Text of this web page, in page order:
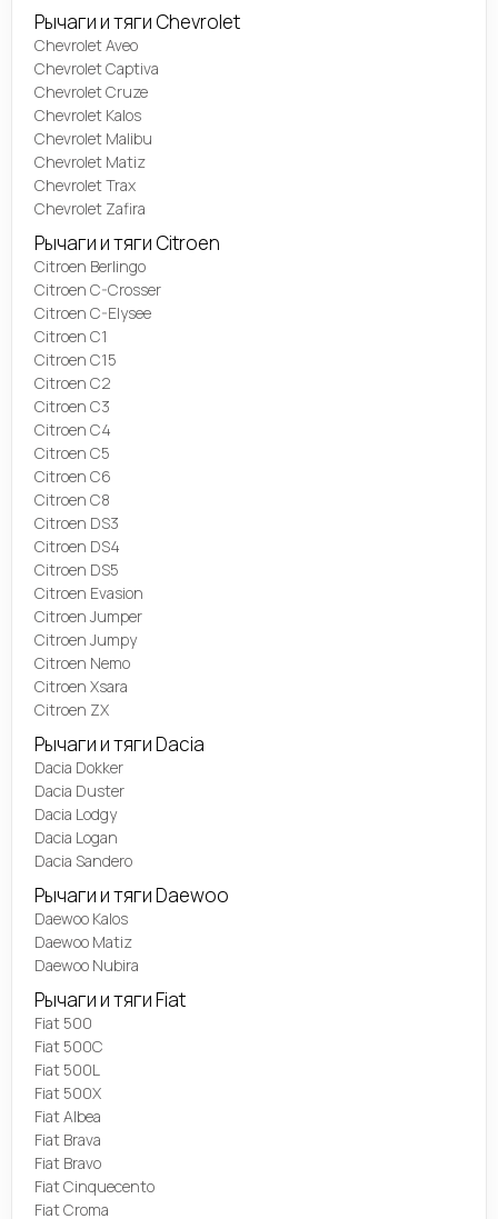
Рычаги и тяги Chevrolet
Chevrolet Aveo
Chevrolet Captiva
Chevrolet Cruze
Chevrolet Kalos
Chevrolet Malibu
Chevrolet Matiz
Chevrolet Trax
Chevrolet Zafira
Рычаги и тяги Citroen
Citroen Berlingo
Citroen C-Crosser
Citroen C-Elysee
Citroen C1
Citroen C15
Citroen C2
Citroen C3
Citroen C4
Citroen C5
Citroen C6
Citroen C8
Citroen DS3
Citroen DS4
Citroen DS5
Citroen Evasion
Citroen Jumper
Citroen Jumpy
Citroen Nemo
Citroen Xsara
Citroen ZX
Рычаги и тяги Dacia
Dacia Dokker
Dacia Duster
Dacia Lodgy
Dacia Logan
Dacia Sandero
Рычаги и тяги Daewoo
Daewoo Kalos
Daewoo Matiz
Daewoo Nubira
Рычаги и тяги Fiat
Fiat 500
Fiat 500C
Fiat 500L
Fiat 500X
Fiat Albea
Fiat Brava
Fiat Bravo
Fiat Cinquecento
Fiat Croma